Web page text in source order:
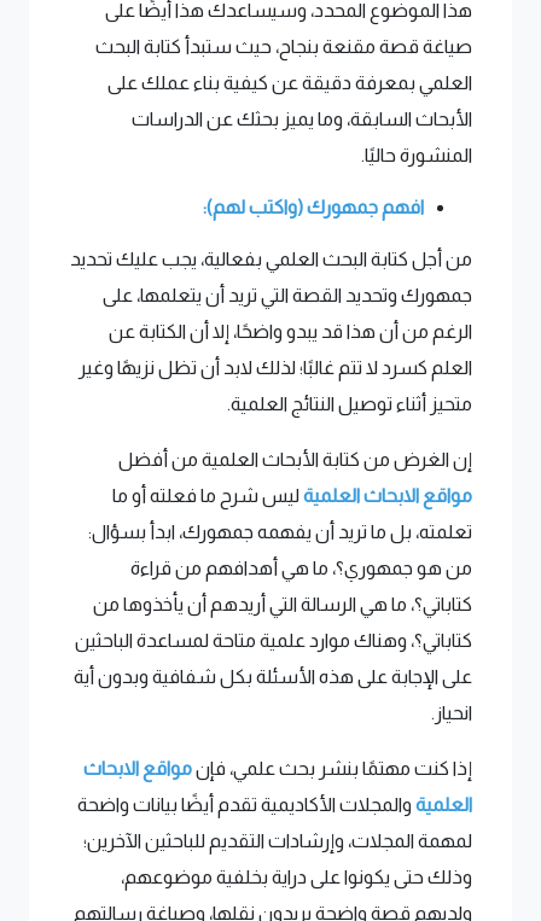
هذا الموضوع المحدد، وسيساعدك هذا أيضًا على
صياغة قصة مقنعة بنجاح، حيث ستبدأ كتابة البحث
العلمي بمعرفة دقيقة عن كيفية بناء عملك على
الأبحاث السابقة، وما يميز بحثك عن الدراسات
المنشورة حاليًا.
افهم جمهورك (واكتب لهم):
من أجل كتابة البحث العلمي بفعالية، يجب عليك تحديد
جمهورك وتحديد القصة التي تريد أن يتعلمها، على
الرغم من أن هذا قد يبدو واضحًا، إلا أن الكتابة عن
العلم كسرد لا تتم غالبًا؛ لذلك لابد أن تظل نزيهًا وغير
متحيز أثناء توصيل النتائج العلمية.
إن الغرض من كتابة الأبحاث العلمية من أفضل
مواقع الابحاث العلمية ليس شرح ما فعلته أو ما
تعلمته، بل ما تريد أن يفهمه جمهورك، ابدأ بسؤال:
من هو جمهوري؟، ما هي أهدافهم من قراءة
كتاباتي؟، ما هي الرسالة التي أريدهم أن يأخذوها من
كتاباتي؟، وهناك موارد علمية متاحة لمساعدة الباحثين
على الإجابة على هذه الأسئلة بكل شفافية وبدون أية
انحياز.
إذا كنت مهتمًا بنشر بحث علمي، فإنمواقع الابحاث
العلمية والمجلات الأكاديمية تقدم أيضًا بيانات واضحة
لمهمة المجلات، وإرشادات التقديم للباحثين الآخرين؛
وذلك حتى يكونوا على دراية بخلفية موضوعهم،
ولديهم قصة واضحة يريدون نقلها، وصياغة رسالتهم